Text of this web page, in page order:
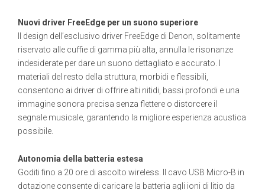
Nuovi driver FreeEdge per un suono superiore
Il design dell’esclusivo driver FreeEdge di Denon, solitamente
riservato alle cuffie di gamma più alta, annulla le risonanze
indesiderate per dare un suono dettagliato e accurato. I
materiali del resto della struttura, morbidi e flessibili,
consentono ai driver di offrire alti nitidi, bassi profondi e una
immagine sonora precisa senza flettere o distorcere il
segnale musicale, garantendo la migliore esperienza acustica
possibile.
Autonomia della batteria estesa
Goditi fino a 20 ore di ascolto wireless. Il cavo USB Micro-B in
dotazione consente di caricare la batteria agli ioni di litio da